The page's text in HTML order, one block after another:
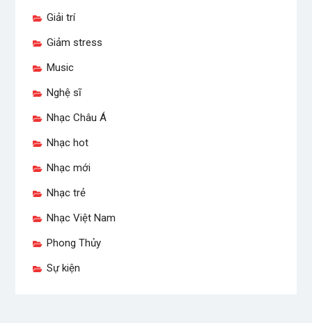
Giải trí
Giảm stress
Music
Nghệ sĩ
Nhạc Châu Á
Nhạc hot
Nhạc mới
Nhạc trẻ
Nhạc Việt Nam
Phong Thủy
Sự kiện